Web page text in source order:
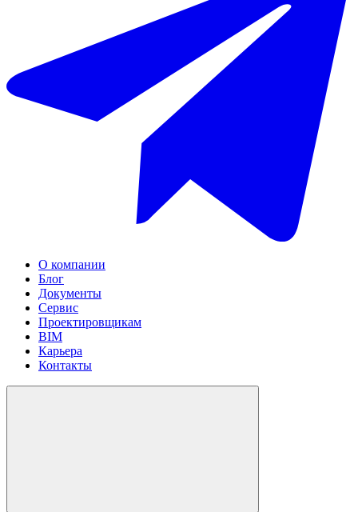
О компании
Блог
Документы
Сервис
Проектировщикам
BIM
Карьера
Контакты